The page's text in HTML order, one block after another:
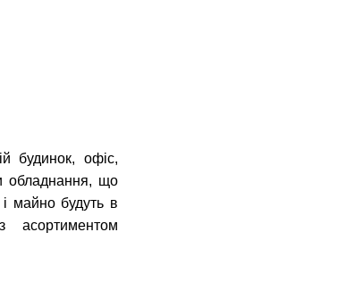
будинок, офіс,
обладнання, що
майно будуть в